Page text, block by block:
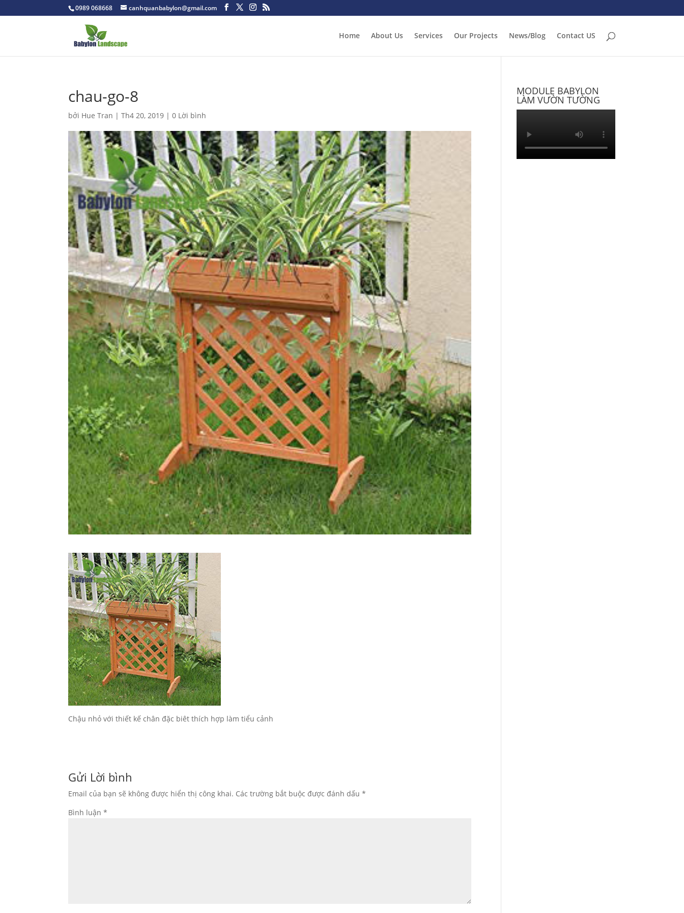
0989 068668 canhquanbabylon@gmail.com
Home About Us Services Our Projects News/Blog Contact US
chau-go-8
bởi Hue Tran |Th4 20, 2019 |0 Lời bình
Chậu nhỏ với thiết kế chân đặc biêt thích hợp làm tiểu cảnh
Gửi Lời bình
Email của bạn sẽ không được hiển thị công khai. Các trường bắt buộc được đánh dấu*
Bình luận*
MODULE BABYLON
LÀM VƯỜN TƯỜNG